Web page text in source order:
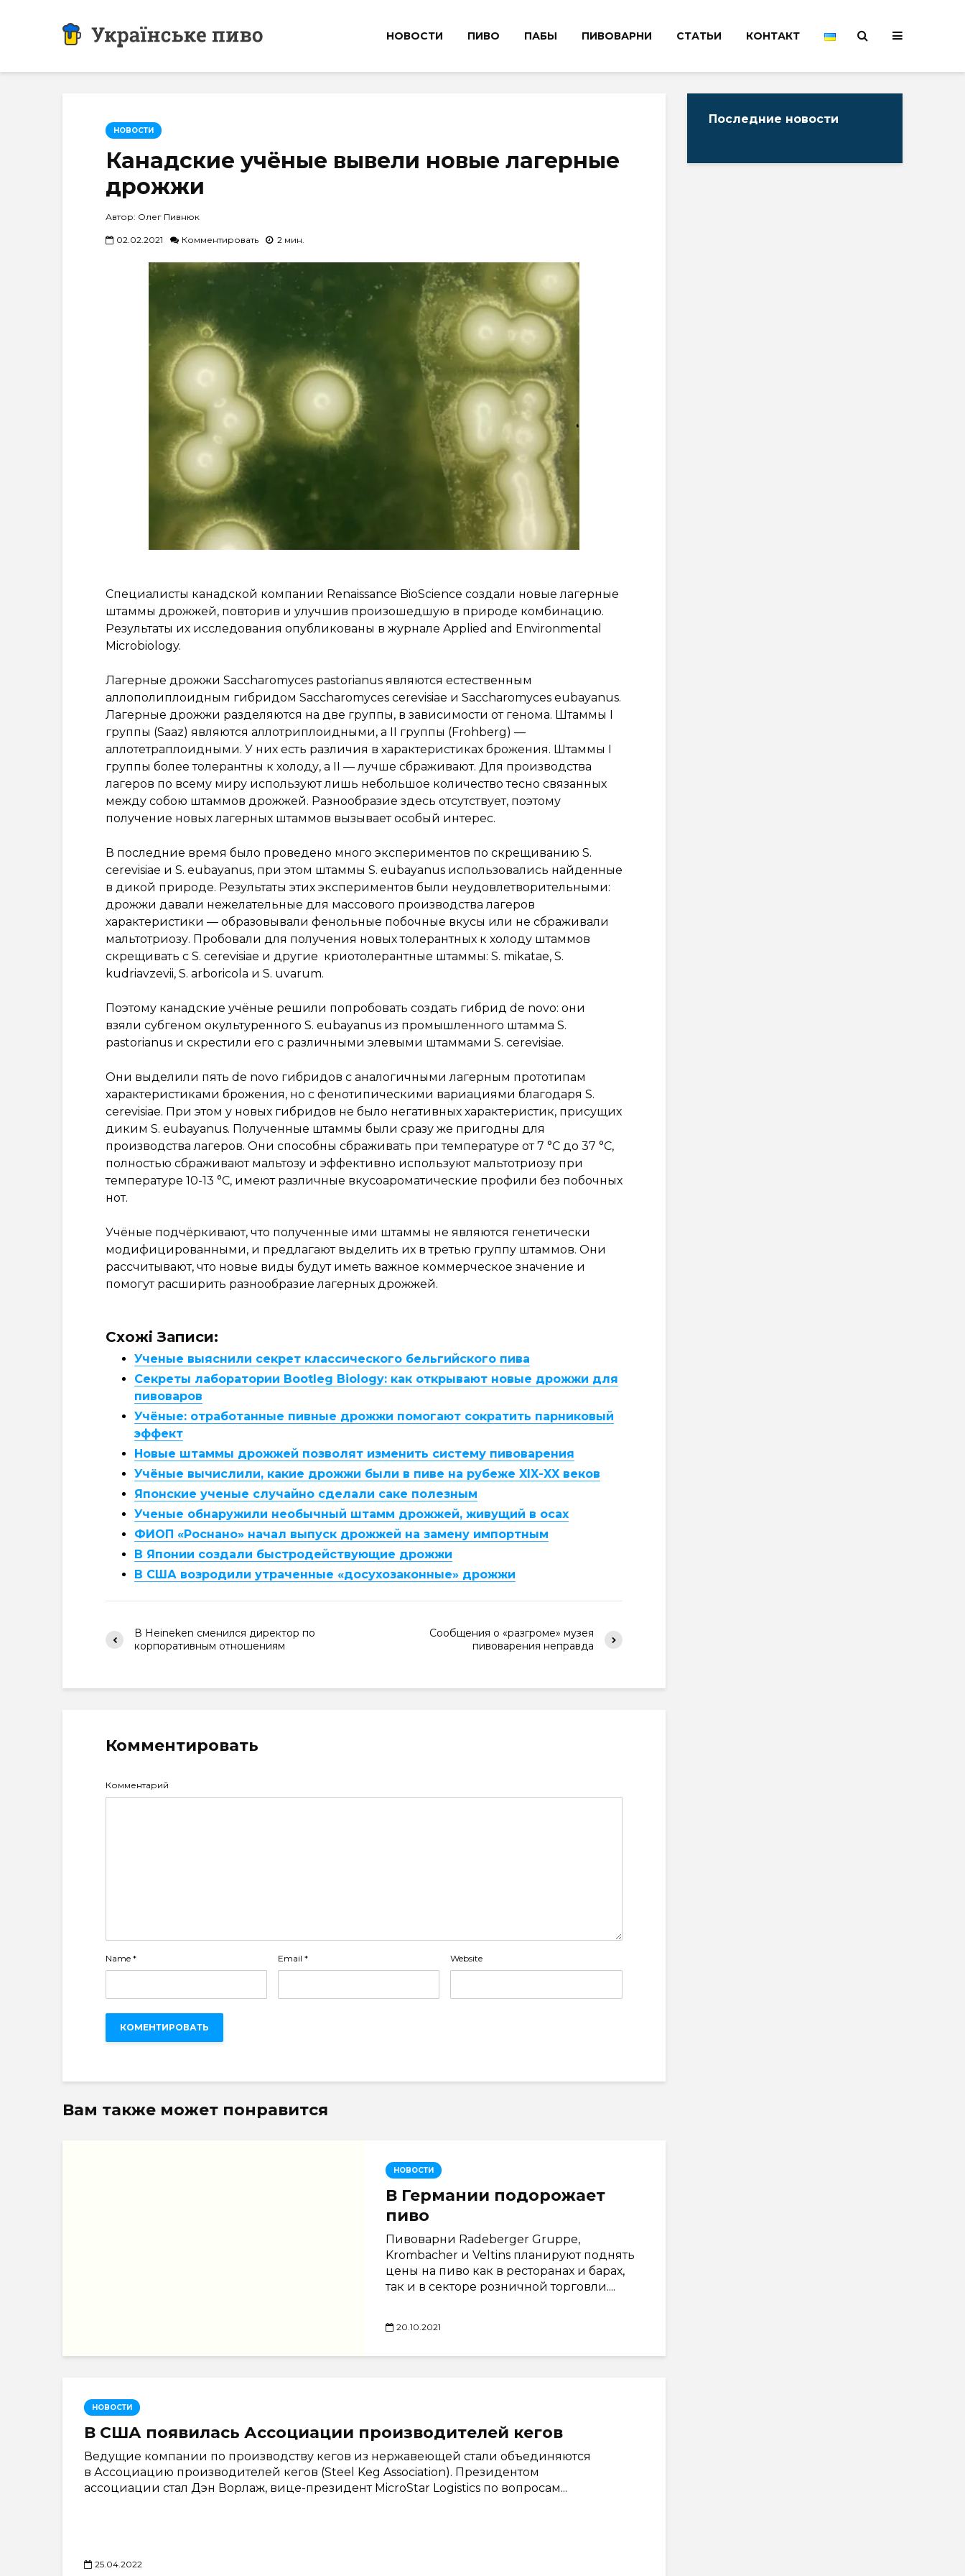
НОВОСТИ ПИВО ПАБЫ ПИВОВАРНИ СТАТЬИ КОНТАКТ
НОВОСТИ
Канадские учёные вывели новые лагерные
дрожжи
Автор: Олег Пивнюк
02.02.2021 Комментировать 2 мин.
Специалисты канадской компании Renaissance BioScience создали новые лагерные
штаммы дрожжей, повторив и улучшив произошедшую в природе комбинацию.
Результаты их исследования опубликованы в журнале Applied and Environmental
Microbiology.
Лагерные дрожжи Saccharomyces pastorianus являются естественным
аллополиплоидным гибридом Saccharomyces cerevisiae и Saccharomyces eubayanus.
Лагерные дрожжи разделяются на две группы, в зависимости от генома. Штаммы I
группы (Saaz) являются аллотриплоидными, а II группы (Frohberg) —
аллотетраплоидными. У них есть различия в характеристиках брожения. Штаммы I
группы более толерантны к холоду, а II — лучше сбраживают. Для производства
лагеров по всему миру используют лишь небольшое количество тесно связанных
между собою штаммов дрожжей. Разнообразие здесь отсутствует, поэтому
получение новых лагерных штаммов вызывает особый интерес.
В последние время было проведено много экспериментов по скрещиванию S.
cerevisiae и S. eubayanus, при этом штаммы S. eubayanus использовались найденные
в дикой природе. Результаты этих экспериментов были неудовлетворительными:
дрожжи давали нежелательные для массового производства лагеров
характеристики — образовывали фенольные побочные вкусы или не сбраживали
мальтотриозу. Пробовали для получения новых толерантных к холоду штаммов
скрещивать с S. cerevisiae и другие криотолерантные штаммы: S. mikatae, S.
kudriavzevii, S. arboricola и S. uvarum.
Поэтому канадские учёные решили попробовать создать гибрид de novo: они
взяли субгеном окультуренного S. eubayanus из промышленного штамма S.
pastorianus и скрестили его с различными элевыми штаммами S. cerevisiae.
Они выделили пять de novo гибридов с аналогичными лагерным прототипам
характеристиками брожения, но с фенотипическими вариациями благодаря S.
cerevisiae. При этом у новых гибридов не было негативных характеристик, присущих
диким S. eubayanus. Полученные штаммы были сразу же пригодны для
производства лагеров. Они способны сбраживать при температуре от 7 °C до 37 °C,
полностью сбраживают мальтозу и эффективно используют мальтотриозу при
температуре 10-13 °C, имеют различные вкусоароматические профили без побочных
нот.
Учёные подчёркивают, что полученные ими штаммы не являются генетически
модифицированными, и предлагают выделить их в третью группу штаммов. Они
рассчитывают, что новые виды будут иметь важное коммерческое значение и
помогут расширить разнообразие лагерных дрожжей.
Схожі Записи:
Ученые выяснили секрет классического бельгийского пива
Секреты лаборатории Bootleg Biology: как открывают новые дрожжи для
пивоваров
Учёные: отработанные пивные дрожжи помогают сократить парниковый
эффект
Новые штаммы дрожжей позволят изменить систему пивоварения
Учёные вычислили, какие дрожжи были в пиве на рубеже XIX-XX веков
Японские ученые случайно сделали саке полезным
Ученые обнаружили необычный штамм дрожжей, живущий в осах
ФИОП «Роснано» начал выпуск дрожжей на замену импортным
В Японии создали быстродействующие дрожжи
В США возродили утраченные «досухозаконные» дрожжи
В Heineken сменился директор по
корпоративным отношениям
Сообщения о «разгроме» музея
пивоварения неправда
Комментировать
Комментарий
Name * Email * Website
Вам также может понравится
НОВОСТИ
В Германии подорожает
пиво
Пивоварни Radeberger Gruppe,
Krombacher и Veltins планируют поднять
цены на пиво как в ресторанах и барах,
так и в секторе розничной торговли....
20.10.2021
НОВОСТИ
В США появилась Ассоциации производителей кегов
Ведущие компании по производству кегов из нержавеющей стали объединяются
в Ассоциацию производителей кегов (Steel Keg Association). Президентом
ассоциации стал Дэн Ворлаж, вице-президент MicroStar Logistics по вопросам...
25.04.2022
Последние новости